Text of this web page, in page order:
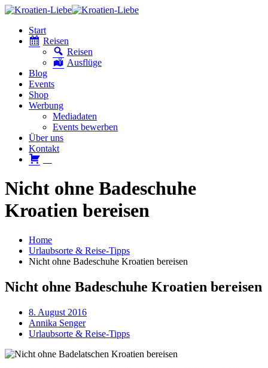
Start
Reisen
Reisen
Ausflüge
Blog
Events
Shop
Werbung
Mediadaten
Events bewerben
Über uns
Kontakt
Nicht ohne Badeschuhe
Kroatien bereisen
Home
Urlaubsorte & Reise-Tipps
Nicht ohne Badeschuhe Kroatien bereisen
Nicht ohne Badeschuhe Kroatien bereisen
8. August 2016
Annika Senger
Urlaubsorte & Reise-Tipps